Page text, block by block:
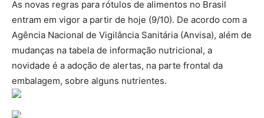
As novas regras para rótulos de alimentos no Brasil
entram em vigor a partir de hoje (9/10). De acordo com a
Agência Nacional de Vigilância Sanitária (Anvisa), além de
mudanças na tabela de informação nutricional, a
novidade é a adoção de alertas, na parte frontal da
embalagem, sobre alguns nutrientes.